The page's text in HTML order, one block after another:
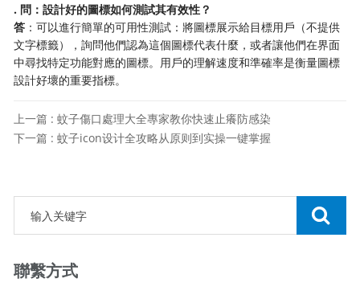
​. 問：設計好的圖標如何測試其有效性？​
​答​ ​：可以進行簡單的可用性測試：將圖標展示給目標用戶（不提供
文字標籤），詢問他們認為這個圖標代表什麼，或者讓他們在界面
中尋找特定功能對應的圖標。用戶的理解速度和準確率是衡量圖標
設計好壞的重要指標。
上一篇 : 蚊子傷口處理大全專家教你快速止癢防感染
下一篇 : 蚊子icon设计全攻略从原则到实操一键掌握
聯繫方式